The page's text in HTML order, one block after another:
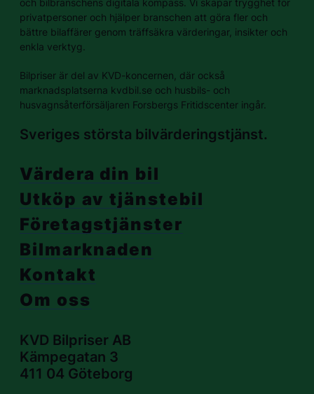
privatpersoner och hjälper branschen att göra fler och
bättre bilaffärer genom träffsäkra värderingar, insikter och
enkla verktyg.
Bilpriser är del av KVD-koncernen, där också
marknadsplatserna kvdbil.se och husbils- och
husvagnsåterförsäljaren Forsbergs Fritidscenter ingår.
Sveriges största bilvärderingstjänst.
Värdera din bil
Utköp av tjänstebil
Företagstjänster
Bilmarknaden
Kontakt
Om oss
KVD Bilpriser AB
Kämpegatan 3
411 04 Göteborg